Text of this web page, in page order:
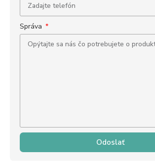
Správa
Odoslať